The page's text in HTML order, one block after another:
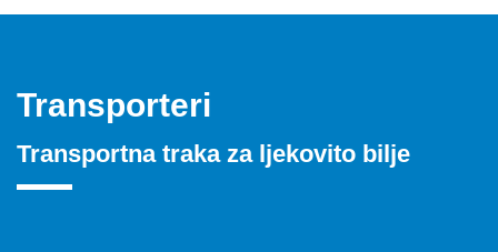
Transporteri
Transportna traka za ljekovito bilje